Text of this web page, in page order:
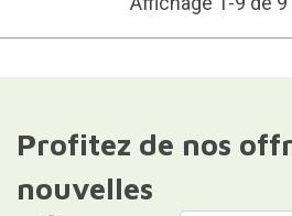
Profitez de nos
nouvelles